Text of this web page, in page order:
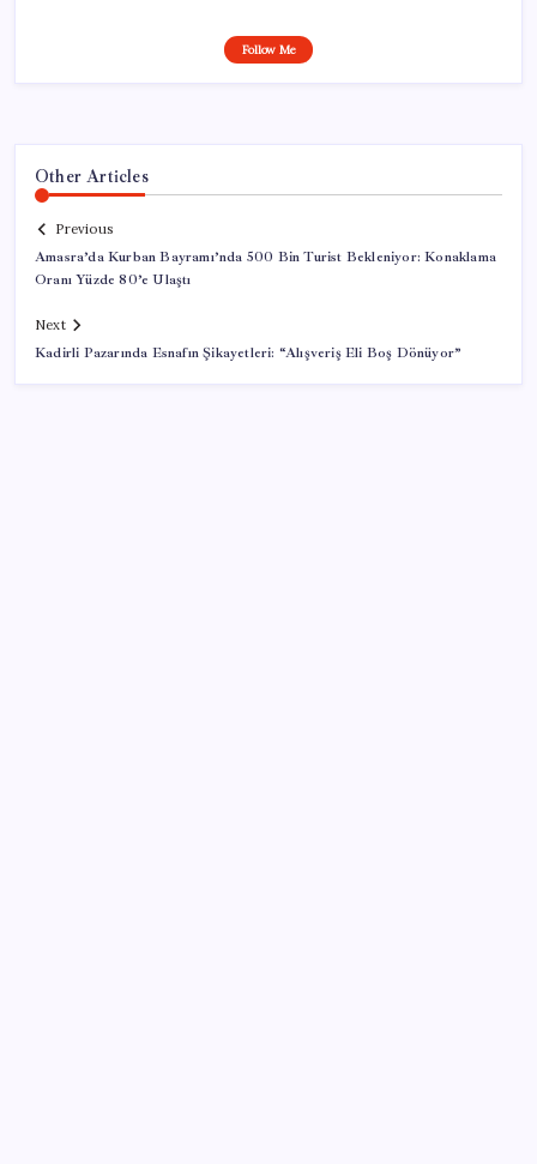
Follow Me
Other Articles
Previous
Amasra’da Kurban Bayramı’nda 500 Bin Turist Bekleniyor: Konaklama
Oranı Yüzde 80’e Ulaştı
Next
Kadirli Pazarında Esnafın Şikayetleri: “Alışveriş Eli Boş Dönüyor”